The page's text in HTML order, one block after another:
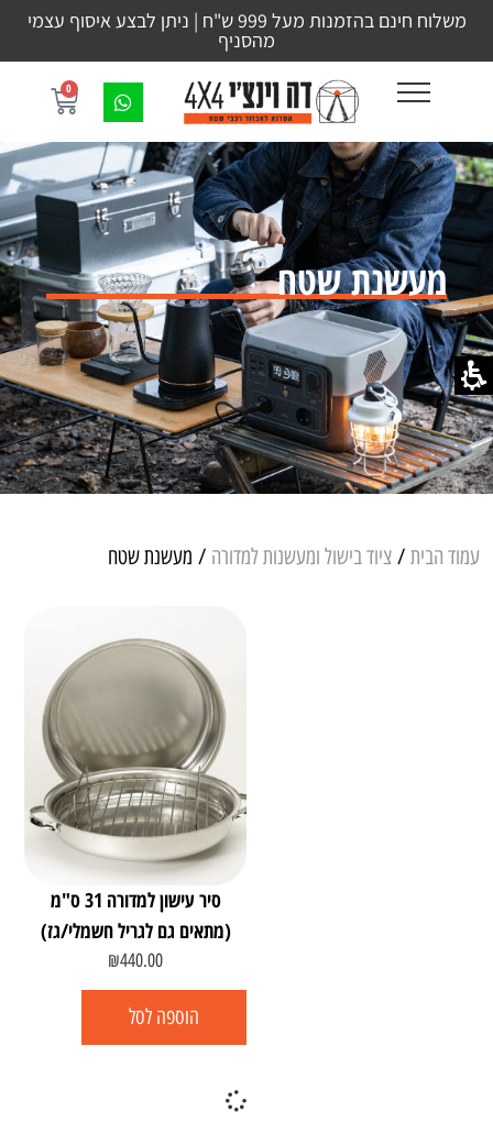
משלוח חינם בהזמנות מעל 999 ש"ח | ניתן לבצע איסוף עצמי
מהסניף
0
מעשנת שטח
עמוד הבית / ציוד בישול ומעשנות למדורה / מעשנת שטח
סיר עישון למדורה 31 ס"מ
(מתאים גם לגריל חשמלי/גז)
₪440.00
הוספה לסל